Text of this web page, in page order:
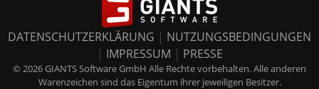
DATENSCHUTZERKLÄRUNG | NUTZUNGSBEDINGUNGEN
| IMPRESSUM | PRESSE
© 2026 GIANTS Software GmbH Alle Rechte vorbehalten. Alle anderen
Warenzeichen sind das Eigentum ihrer jeweiligen Besitzer.